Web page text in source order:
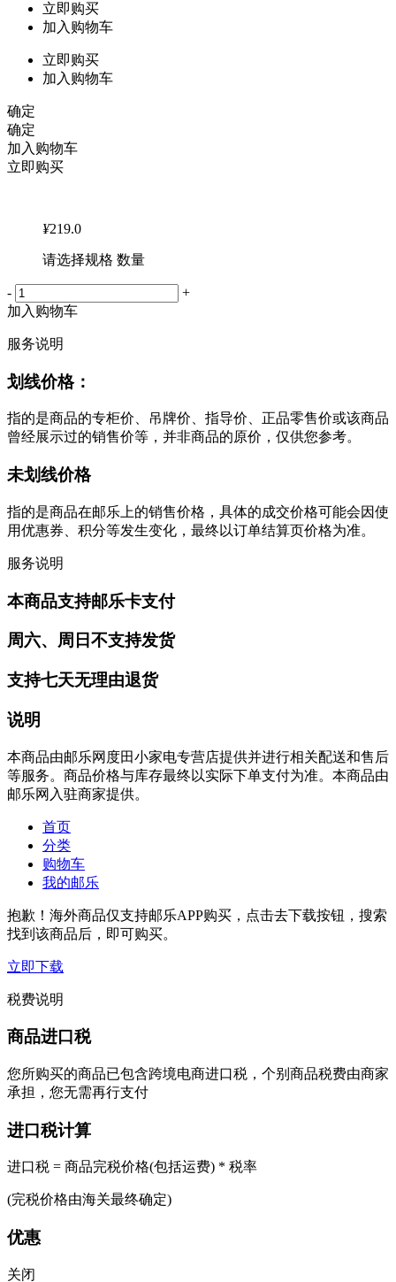
立即购买
加入购物车
立即购买
加入购物车
确定
确定
加入购物车
立即购买
¥219.0
请选择规格 数量
-
+
加入购物车
服务说明
划线价格：
指的是商品的专柜价、吊牌价、指导价、正品零售价或该商品
曾经展示过的销售价等，并非商品的原价，仅供您参考。
未划线价格
指的是商品在邮乐上的销售价格，具体的成交价格可能会因使
用优惠券、积分等发生变化，最终以订单结算页价格为准。
服务说明
本商品支持邮乐卡支付
周六、周日不支持发货
支持七天无理由退货
说明
本商品由邮乐网度田小家电专营店提供并进行相关配送和售后
等服务。商品价格与库存最终以实际下单支付为准。本商品由
邮乐网入驻商家提供。
首页
分类
购物车
我的邮乐
抱歉！海外商品仅支持邮乐APP购买，点击去下载按钮，搜索
找到该商品后，即可购买。
立即下载
税费说明
商品进口税
您所购买的商品已包含跨境电商进口税，个别商品税费由商家
承担，您无需再行支付
进口税计算
进口税 = 商品完税价格(包括运费) * 税率
(完税价格由海关最终确定)
优惠
关闭